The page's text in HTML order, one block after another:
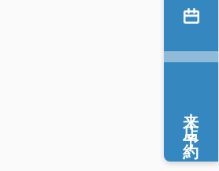
来店予約